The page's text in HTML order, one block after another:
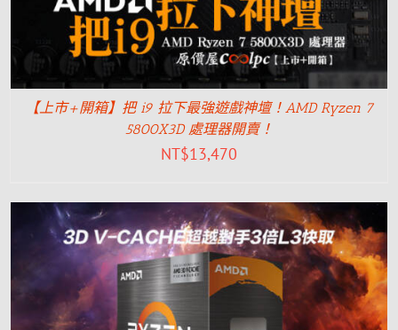
【上市+開箱】把 i9 拉下最強遊戲神壇！AMD Ryzen 7
5800X3D 處理器開賣！
NT$13,470